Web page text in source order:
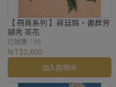
【 冊頁系列 】蔣廷錫・晝群芳
擷秀 茶花
已销售：55
NT$2,600
加入购物车